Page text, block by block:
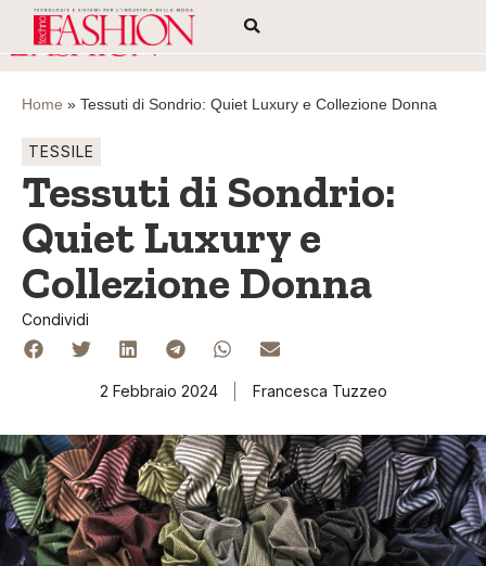
Home » Tessuti di Sondrio: Quiet Luxury e Collezione Donna
TESSILE
Tessuti di Sondrio:
Quiet Luxury e
Collezione Donna
Condividi
2 Febbraio 2024 Francesca Tuzzeo